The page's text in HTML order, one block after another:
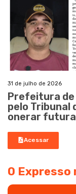
31 de julho de 2026
Prefeitura
pelo Tribunal
onerar
Acessar
O